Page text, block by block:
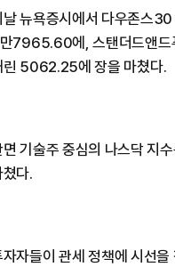
날 뉴욕증시에서 다우존스
7965.60에, 스탠더드앤
린 5062.25에 장을 마쳤다.
면 기술주 중심의 나스닥
쳤다.
자자들이 관세 정책에 시선